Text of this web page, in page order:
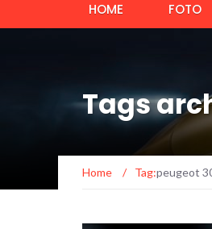
HOME FOTO
Tags
Home / Tag:peugeot